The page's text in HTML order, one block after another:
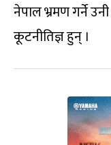
नेपाल भ्रमण गर्ने
कूटनीतिज्ञ हुन् ।